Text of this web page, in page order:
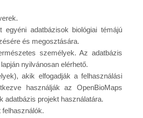
adatbázisok biológiai témájú
és megosztására.
személyek. Az adatbázis
nyilvánosan elérhető.
akik elfogadják a felhasználási
használják az OpenBioMaps
adatbázis projekt használatára.
felhasználók.